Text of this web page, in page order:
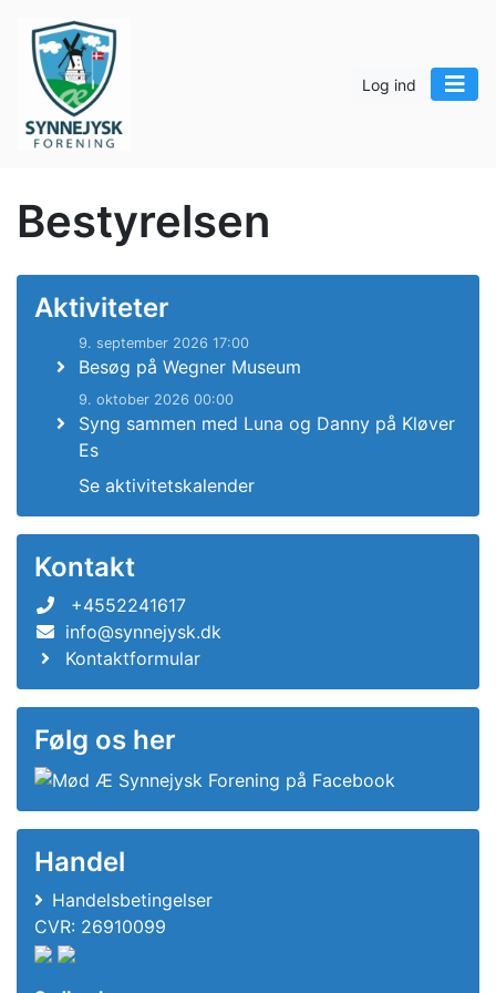
Log ind
Bestyrelsen
Aktiviteter
9. september 2026 17:00
Besøg på Wegner Museum
9. oktober 2026 00:00
Syng sammen med Luna og Danny på Kløver
Es
Se aktivitetskalender
Kontakt
+4552241617
info@synnejysk.dk
Kontaktformular
Følg os her
Handel
Handelsbetingelser
CVR: 26910099